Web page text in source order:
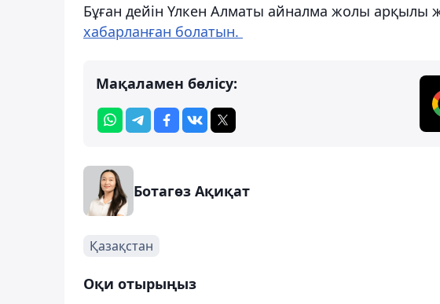
Бұған дейін Үлкен Алматы айналма жолы арқылы
хабарланған болатын.
Мақаламен бөлісу:
Ботагөз Ақиқат
Қазақстан
Оқи отырыңыз